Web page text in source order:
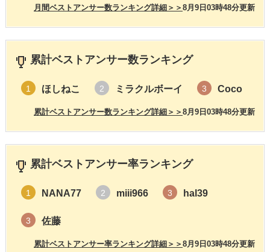
8月9日03時48分更新
月間ベストアンサー数ランキング詳細＞＞
累計ベストアンサー数ランキング
1 ほしねこ 2 ミラクルボーイ 3 Coco
8月9日03時48分更新
累計ベストアンサー数ランキング詳細＞＞
累計ベストアンサー率ランキング
1 NANA77 2 miii966 3 hal39
3 佐藤
8月9日03時48分更新
累計ベストアンサー率ランキング詳細＞＞